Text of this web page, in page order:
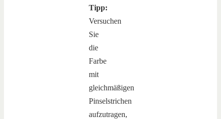
Tipp:
Versuchen
Sie
die
Farbe
mit
gleichmäßigen
Pinselstrichen
aufzutragen,